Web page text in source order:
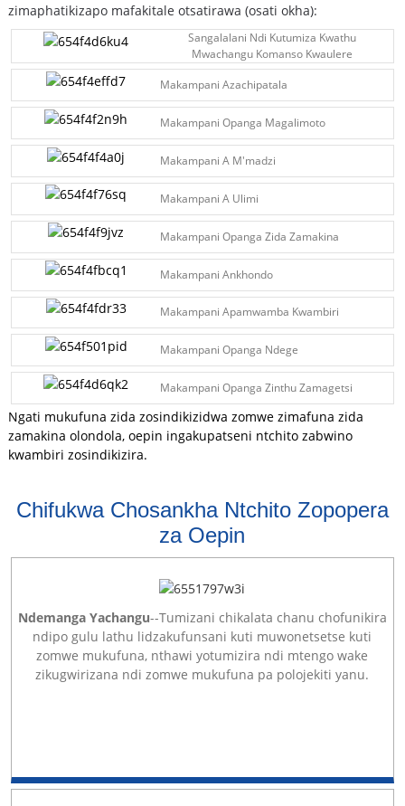
zimaphatikizapo mafakitale otsatirawa (osati okha):
Sangalalani Ndi Kutumiza Kwathu
Mwachangu Komanso Kwaulere
Makampani Azachipatala
Makampani Opanga Magalimoto
Makampani A M'madzi
Makampani A Ulimi
Makampani Opanga Zida Zamakina
Makampani Ankhondo
Makampani Apamwamba Kwambiri
Makampani Opanga Ndege
Makampani Opanga Zinthu Zamagetsi
Ngati mukufuna zida zosindikizidwa zomwe zimafuna zida
zamakina olondola, oepin ingakupatseni ntchito zabwino
kwambiri zosindikizira.
Chifukwa Chosankha Ntchito Zopopera
za Oepin
Ndemanga Yachangu--Tumizani chikalata chanu chofunikira
ndipo gulu lathu lidzakufunsani kuti muwonetsetse kuti
zomwe mukufuna, nthawi yotumizira ndi mtengo wake
zikugwirizana ndi zomwe mukufuna pa polojekiti yanu.